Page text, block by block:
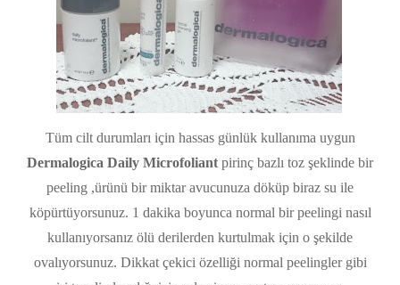
Tüm cilt durumları için hassas günlük kullanıma uygun
Dermalogica Daily Microfoliant pirinç bazlı toz şeklinde bir
peeling ,ürünü bir miktar avucunuza döküp biraz su ile
köpürtüyorsunuz. 1 dakika boyunca normal bir peelingi nasıl
kullanıyorsanız ölü derilerden kurtulmak için o şekilde
ovalıyorsunuz. Dikkat çekici özelliği normal peelingler gibi